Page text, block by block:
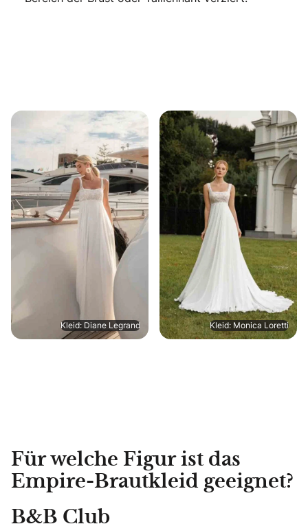
Kleid: Diane Legrand Kleid: Monica Loretti
Für welche Figur ist das
Empire-Brautkleid geeignet?
B&B Club